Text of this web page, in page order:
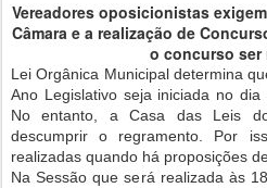
Vereadores oposicionistas
Câmara e a realização de
o concurso ser
Lei Orgânica Municipal determina
Ano Legislativo seja iniciada no
No entanto, a Casa das Leis
descumprir o regramento. Por
realizadas quando há proposições
Na Sessão que será realizada às